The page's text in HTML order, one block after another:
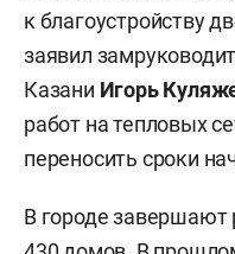
к благоустройству
заявил
Казани Игорь
работ на тепловых
переносить сроки
В городе завершают